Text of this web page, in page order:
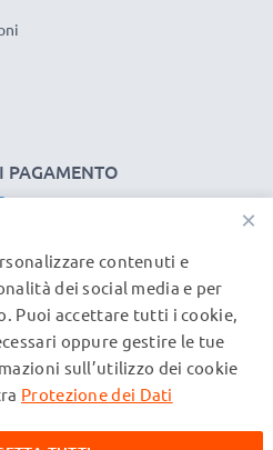
PAGAMENTO
di IVA e al netto dei costi di
che tutti i marchi citati sono
web esclusivamente per
×
contenuti e
dei social media e per
Puoi accettare tutti i cookie,
oppure gestire le tue
sull’utilizzo dei cookie
Protezione dei Dati